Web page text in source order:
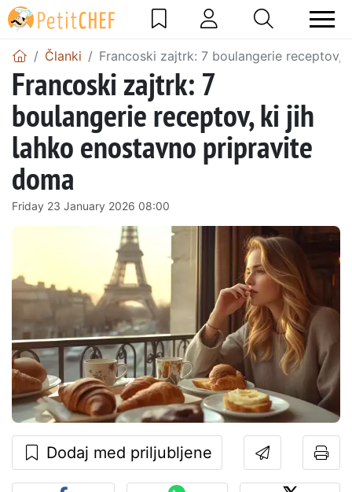
Članki Francoski zajtrk: 7 boulangerie receptov,
Francoski zajtrk: 7
boulangerie receptov, ki jih
lahko enostavno pripravite
doma
Friday 23 January 2026 08:00
Dodaj med priljubljene